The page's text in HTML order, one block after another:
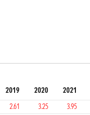
2019 2020
2021
2.61 3.25
3.95